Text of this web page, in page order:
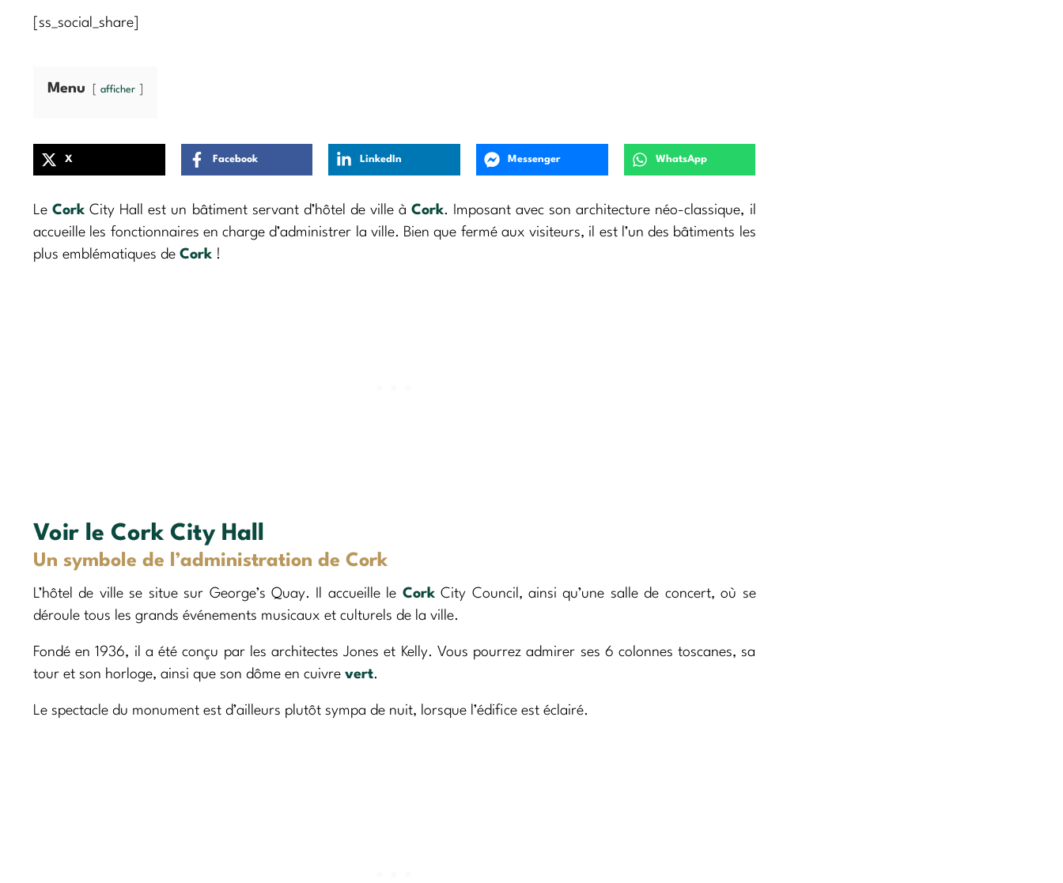
[ss_social_share]
Menu afficher
X Facebook LinkedIn Messenger WhatsApp
LeCork City Hall est un bâtiment servant d’hôtel de ville àCork. Imposant avec son architecture néo-classique, il
accueille les fonctionnaires en charge d’administrer la ville. Bien que fermé aux visiteurs, il est l’un des bâtiments les
plus emblématiques de Cork !
Voir le Cork City Hall
Un symbole de l’administration de Cork
L’hôtel de ville se situe sur George’s Quay. Il accueille le CorkCity Council, ainsi qu’une salle de concert, où se
déroule tous les grands événements musicaux et culturels de la ville.
Fondé en 1936, il a été conçu par les architectes Jones et Kelly. Vous pourrez admirer ses 6 colonnes toscanes, sa
tour et son horloge, ainsi que son dôme en cuivre vert.
Le spectacle du monument est d’ailleurs plutôt sympa de nuit, lorsque l’édifice est éclairé.